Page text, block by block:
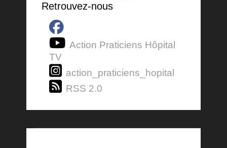
Retrouvez-nous
Action Praticiens Hôpital
TV
action_praticiens_hopital
RSS 2.0